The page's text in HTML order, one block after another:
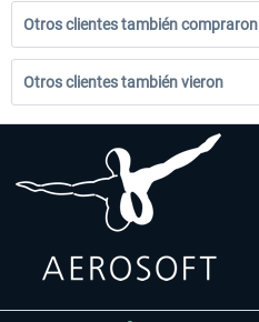
Otros clientes también compraron
Otros clientes también vieron